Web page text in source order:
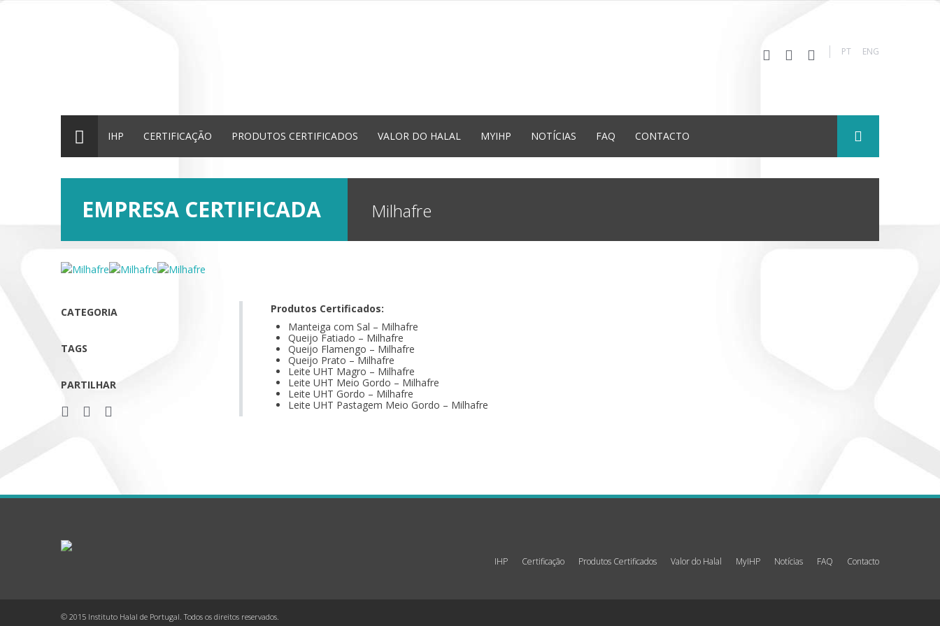
PT ENG
IHP CERTIFICAÇÃO PRODUTOS CERTIFICADOS VALOR DO HALAL MYIHP NOTÍCIAS FAQ CONTACTO
EMPRESA CERTIFICADA Milhafre
CATEGORIA
TAGS
PARTILHAR
Produtos Certificados:
Manteiga com Sal – Milhafre
Queijo Fatiado – Milhafre
Queijo Flamengo – Milhafre
Queijo Prato – Milhafre
Leite UHT Magro – Milhafre
Leite UHT Meio Gordo – Milhafre
Leite UHT Gordo – Milhafre
Leite UHT Pastagem Meio Gordo – Milhafre
IHP Certificação Produtos Certificados Valor do Halal MyIHP Notícias FAQ Contacto
© 2015 Instituto Halal de Portugal. Todos os direitos reservados.